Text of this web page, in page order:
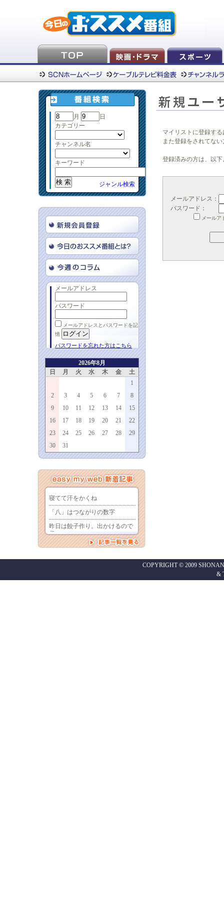
月
日
カテゴリー
チャンネル名
キーワード
ジャンル検索
メールアドレス
パスワード
メールアドレスとパスワードを記
憶
パスワードを忘れた方はこちら
2026年8月
日
月 火 水 木 金
土
1
2
3 4 5 6 7
8
9
10 11 12 13 14
15
16
17 18 19 20 21
22
23
24 25 26 27 28
29
30
31
マイリストに登録す
また登録をされてな
登録済みの方は、以
メールアドレス：
パスワード：
メールア
COPYRIGHT © 2009
&